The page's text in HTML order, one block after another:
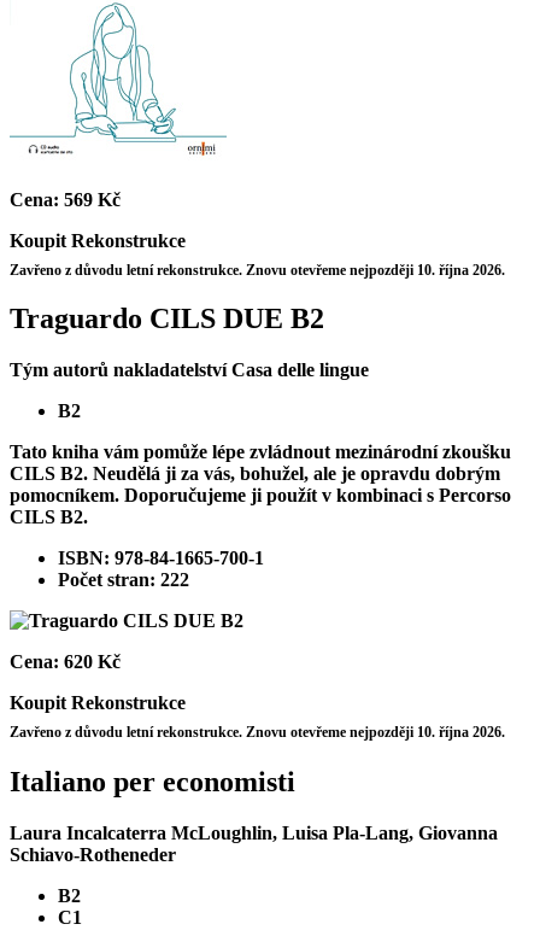
Cena: 569 Kč
Koupit Rekonstrukce
Zavřeno z důvodu letní rekonstrukce. Znovu otevřeme nejpozději 10. října 2026.
Traguardo CILS DUE B2
Tým autorů nakladatelství Casa delle lingue
B2
Tato kniha vám pomůže lépe zvládnout mezinárodní zkoušku
CILS B2. Neudělá ji za vás, bohužel, ale je opravdu dobrým
pomocníkem. Doporučujeme ji použít v kombinaci s Percorso
CILS B2.
ISBN: 978-84-1665-700-1
Počet stran: 222
Cena: 620 Kč
Koupit Rekonstrukce
Zavřeno z důvodu letní rekonstrukce. Znovu otevřeme nejpozději 10. října 2026.
Italiano per economisti
Laura Incalcaterra McLoughlin, Luisa Pla-Lang, Giovanna
Schiavo-Rotheneder
B2
C1